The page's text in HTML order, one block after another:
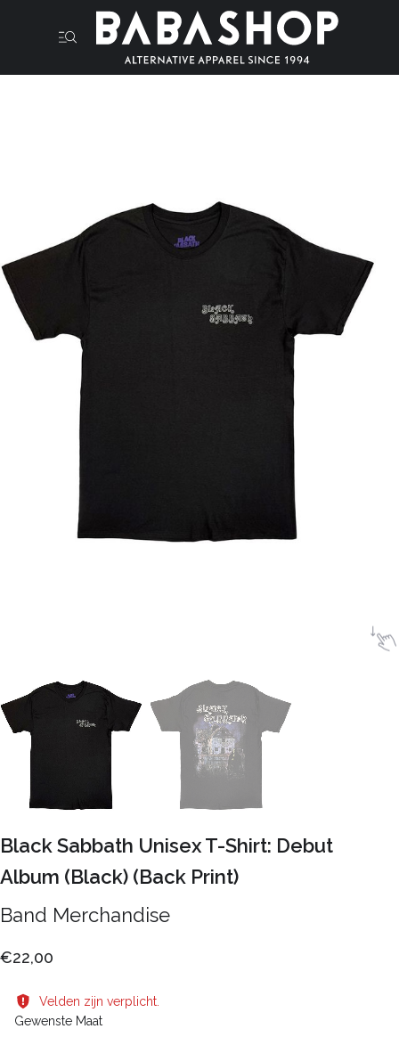
Black Sabbath Unisex T-Shirt: Debut
Album (Black) (Back Print)
Band Merchandise
€22,00
Velden zijn verplicht.
Gewenste Maat